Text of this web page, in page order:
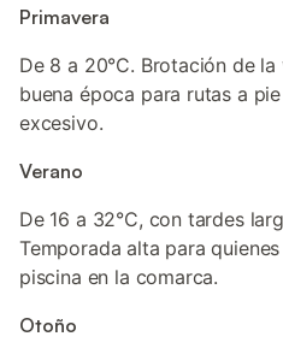
Primavera
De 8 a 20°C. Brotación de
buena época para rutas a
excesivo.
Verano
De 16 a 32°C, con tardes
Temporada alta para
piscina en la comarca.
Otoño